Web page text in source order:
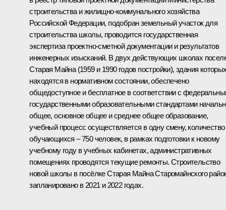
строительства и жилищно-коммунального хозяйства
Российской Федерации, подобран земельный участок для
строительства школы, проводится государственная
экспертиза проектно-сметной документации и результатов
инженерных изысканий. В двух действующих школах
Старая Майна (1959 и 1990 годов постройки), здания
находятся в нормативном состоянии, обеспечено
общедоступное и бесплатное в соответствии с
государственными образовательными стандартами
общее, основное общее и среднее общее образование,
учебный процесс осуществляется в одну смену, количество
обучающихся – 750 человек, в рамках подготовки к новому
учебному году в учебных кабинетах, административных
помещениях проводятся текущие ремонты. Строительство
новой школы в посёлке Старая Майна Старомайнского
запланировано в 2021 и 2022 годах.